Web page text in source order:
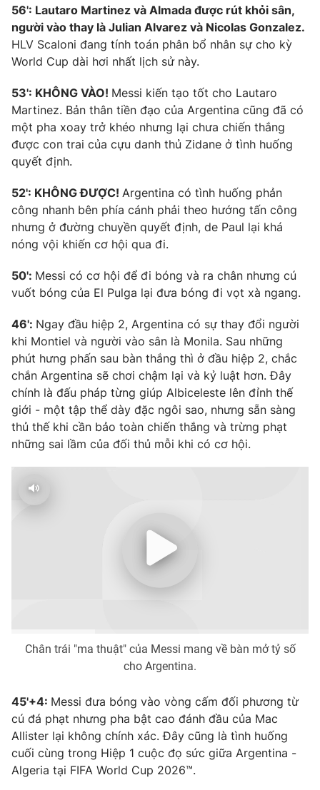
56': Lautaro Martinez và Almada được rút khỏi sân,
người vào thay là Julian Alvarez và Nicolas Gonzalez.
HLV Scaloni đang tính toán phân bổ nhân sự cho kỳ
World Cup dài hơi nhất lịch sử này.
53': KHÔNG VÀO! Messi kiến tạo tốt cho Lautaro
Martinez. Bản thân tiền đạo của Argentina cũng đã có
một pha xoay trở khéo nhưng lại chưa chiến thắng
được con trai của cựu danh thủ Zidane ở tình huống
quyết định.
52': KHÔNG ĐƯỢC! Argentina có tình huống phản
công nhanh bên phía cánh phải theo hướng tấn công
nhưng ở đường chuyền quyết định, de Paul lại khá
nóng vội khiến cơ hội qua đi.
50': Messi có cơ hội để đi bóng và ra chân nhưng cú
vuốt bóng của El Pulga lại đưa bóng đi vọt xà ngang.
46': Ngay đầu hiệp 2, Argentina có sự thay đổi người
khi Montiel và người vào sân là Monila. Sau những
phút hưng phấn sau bàn thắng thì ở đầu hiệp 2, chắc
chắn Argentina sẽ chơi chậm lại và kỷ luật hơn. Đây
chính là đấu pháp từng giúp Albiceleste lên đỉnh thế
giới - một tập thể dày đặc ngôi sao, nhưng sẵn sàng
thủ thế khi cần bảo toàn chiến thắng và trừng phạt
những sai lầm của đối thủ mỗi khi có cơ hội.
Chân trái "ma thuật" của Messi mang về bàn mở tỷ số
cho Argentina.
45'+4: Messi đưa bóng vào vòng cấm đối phương từ
cú đá phạt nhưng pha bật cao đánh đầu của Mac
Allister lại không chính xác. Đây cũng là tình huống
cuối cùng trong Hiệp 1 cuộc đọ sức giữa Argentina -
Algeria tại FIFA World Cup 2026™.